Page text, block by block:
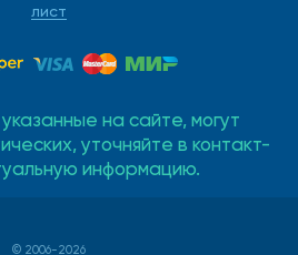
лист
на сайте, могут
уточняйте в контакт-
информацию.
© 2006-2026